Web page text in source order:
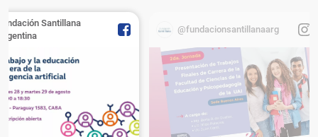
Santillana
@fundacionsantillanaarg